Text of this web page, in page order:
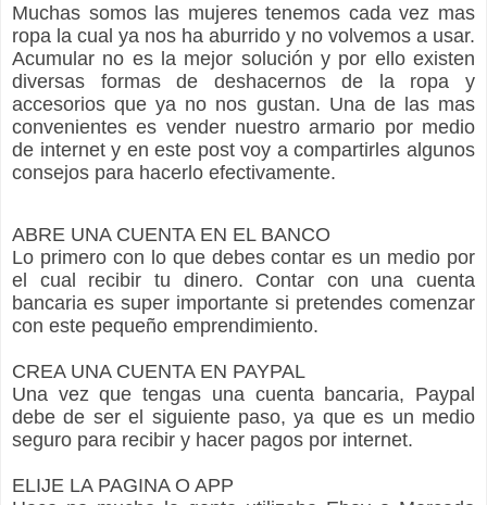
Muchas somos las mujeres tenemos cada vez mas
ropa la cual ya nos ha aburrido y no volvemos a usar.
Acumular no es la mejor solución y por elloexisten
diversas formas de deshacernos de la ropa y
accesorios que ya no nos gustan. Una de las mas
convenientes es vender nuestro armario por medio
de internet y en este post voy a compartirles algunos
consejos para hacerlo efectivamente.
ABRE UNA CUENTA EN EL BANCO
Lo primero con lo que debes contar es un medio por
el cual recibir tu dinero. Contar con una cuenta
bancaria es super importante si pretendes comenzar
con este pequeño emprendimiento.
CREA UNA CUENTA EN PAYPAL
Una vez que tengas una cuenta bancaria, Paypal
debe de ser el siguiente paso, ya que es un medio
seguro para recibir y hacer pagos por internet.
ELIJE LA PAGINA O APP